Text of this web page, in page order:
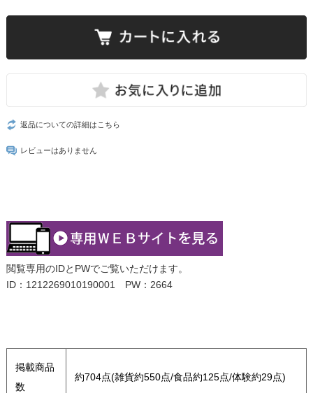
返品についての詳細はこちら
レビューはありません
閲覧専用のIDとPWでご覧いただけます。
ID：1212269010190001 PW：2664
掲載商品
数
約704点(雑貨約550点/食品約125点/体験約29点)